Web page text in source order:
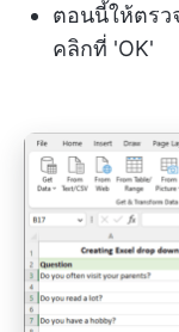
ตอนนี้ให้ตรว
คลิกที่ 'OK'